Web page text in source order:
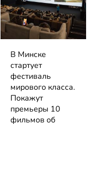
В Минске
стартует
фестиваль
мирового класса.
Покажут
премьеры 10
фильмов об